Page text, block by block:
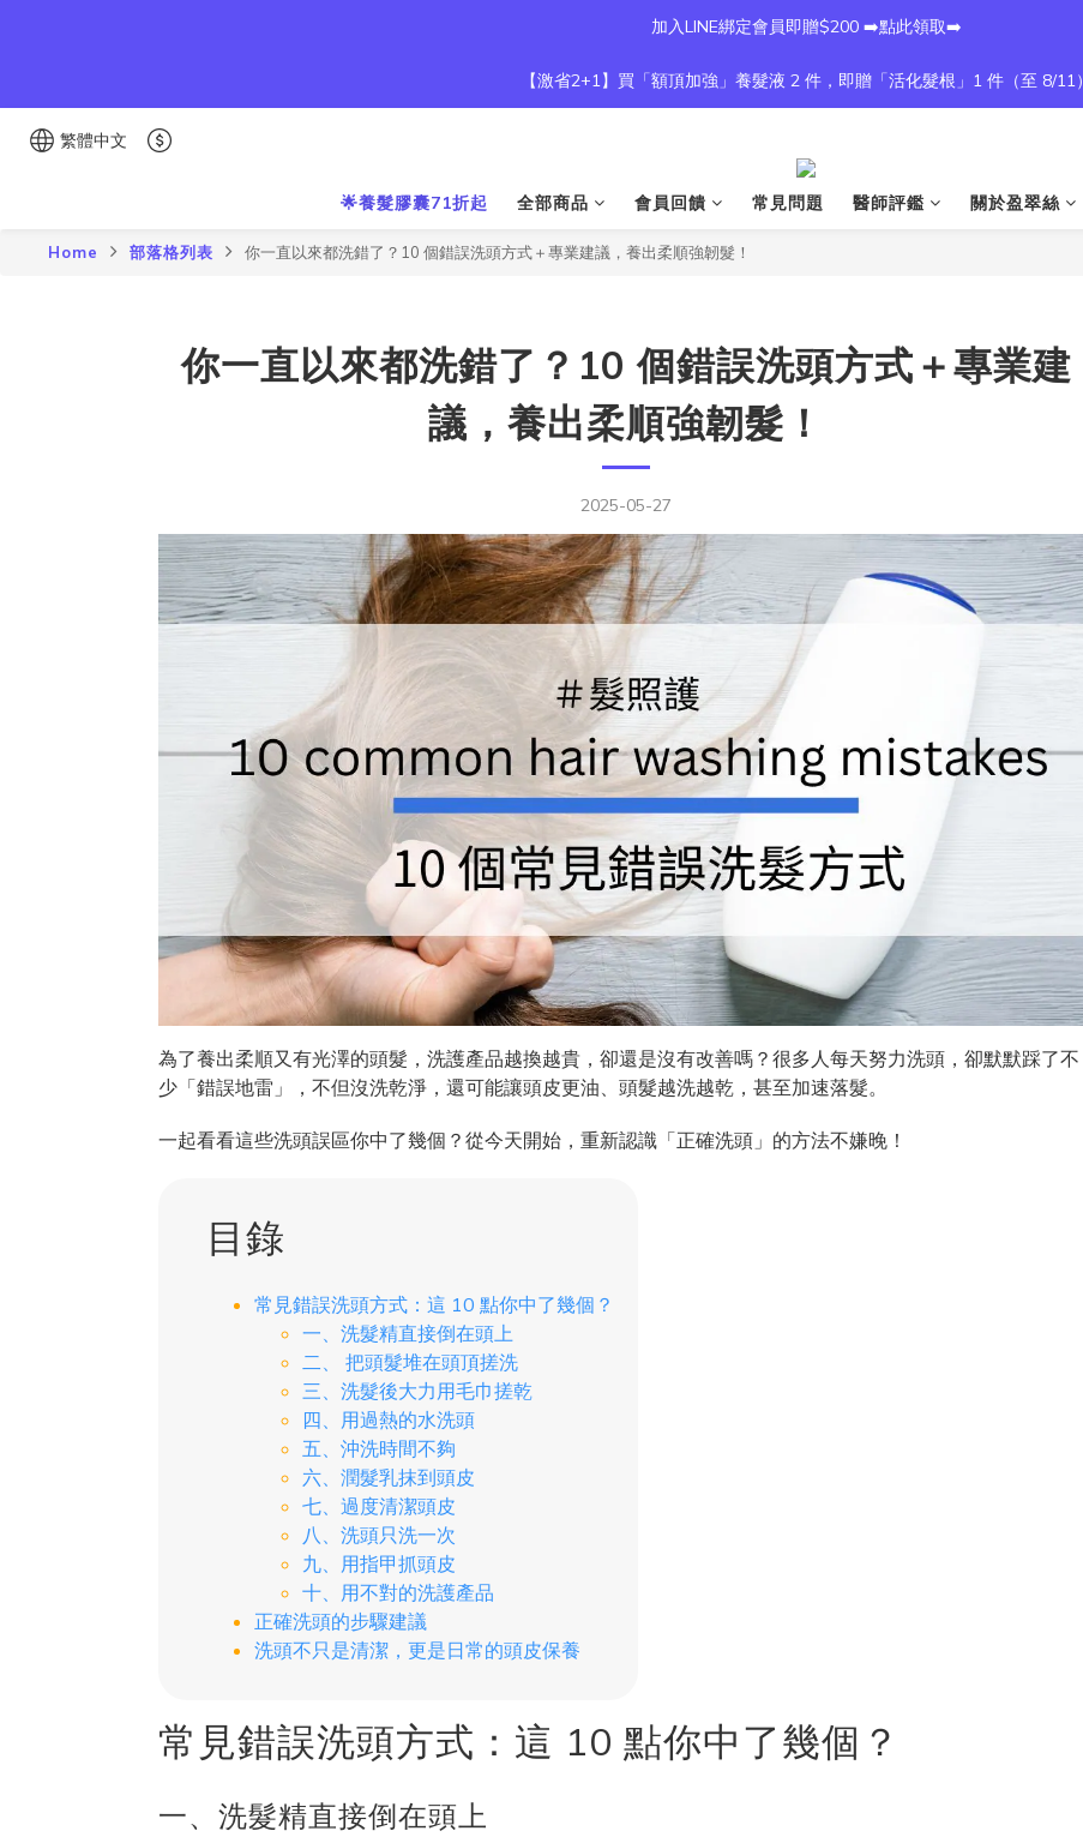
加入LINE綁定會員即贈$200 ➡️點此領取➡️
【激省2+1】買「額頂加強」養髮液 2 件，即贈「活化髮根」1 件（至 8/11）
繁體中文
🌟養髮膠囊71折起 全部商品 會員回饋 常見問題 醫師評鑑 關於盈翠絲
Home 部落格列表 你一直以來都洗錯了？10 個錯誤洗頭方式＋專業建議，養出柔順強韌髮！
你一直以來都洗錯了？10 個錯誤洗頭方式＋專業建
議，養出柔順強韌髮！
2025-05-27
為了養出柔順又有光澤的頭髮，洗護產品越換越貴，卻還是沒有改善嗎？很多人每天努力洗頭，卻默默踩了不
少「錯誤地雷」，不但沒洗乾淨，還可能讓頭皮更油、頭髮越洗越乾，甚至加速落髮。
一起看看這些洗頭誤區你中了幾個？從今天開始，重新認識「正確洗頭」的方法不嫌晚！
目錄
常見錯誤洗頭方式：這 10 點你中了幾個？
一、洗髮精直接倒在頭上
二、 把頭髮堆在頭頂搓洗
三、洗髮後大力用毛巾搓乾
四、用過熱的水洗頭
五、沖洗時間不夠
六、潤髮乳抹到頭皮
七、過度清潔頭皮
八、洗頭只洗一次
九、用指甲抓頭皮
十、用不對的洗護產品
正確洗頭的步驟建議
洗頭不只是清潔，更是日常的頭皮保養
常見錯誤洗頭方式：這 10 點你中了幾個？
一、洗髮精直接倒在頭上